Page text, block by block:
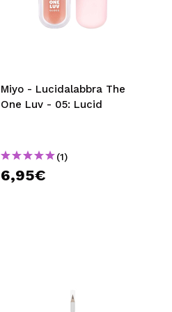
Miyo - Lucidalabbra The
One Luv - 05: Lucid
(1)
6,95€